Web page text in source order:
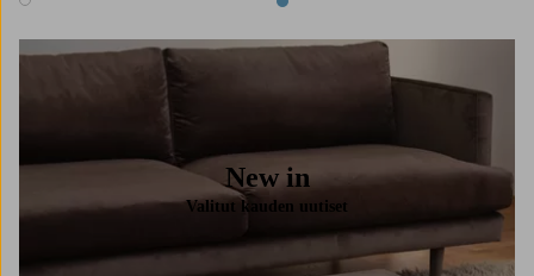
1 väri 1 väri
New in
Valitut kauden uutiset